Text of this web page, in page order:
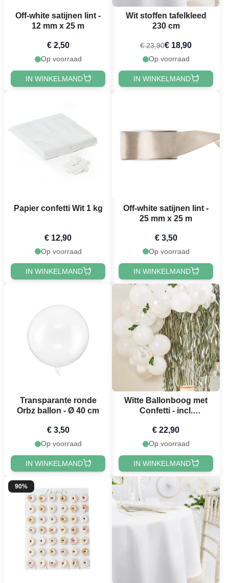
Off-white satijnen lint -
12 mm x 25 m
€ 2,50
Op voorraad
IN WINKELMAND
Wit stoffen tafelkleed
230 cm
€ 23,90€ 18,90
Op voorraad
IN WINKELMAND
Papier confetti Wit 1 kg
€ 12,90
Op voorraad
IN WINKELMAND
Off-white satijnen lint -
25 mm x 25 m
€ 3,50
Op voorraad
IN WINKELMAND
Transparante ronde
Orbz ballon - Ø 40 cm
€ 3,50
Op voorraad
IN WINKELMAND
Witte Ballonboog met
Confetti - incl.
52 delen
€ 22,90
Op voorraad
IN WINKELMAND
90%